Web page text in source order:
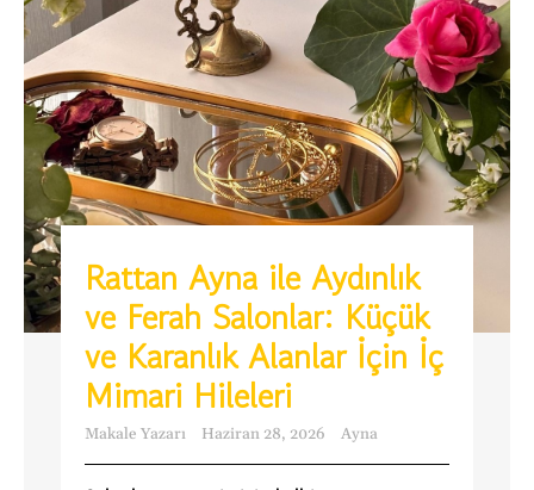
Rattan Ayna ile Aydınlık
ve Ferah Salonlar: Küçük
ve Karanlık Alanlar İçin İç
Mimari Hileleri
Makale Yazarı Haziran 28, 2026 Ayna